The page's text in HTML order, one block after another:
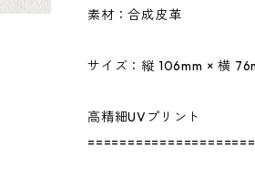
素材：合成皮革
サイズ：縦 106mm × 横
高精細UVプリント